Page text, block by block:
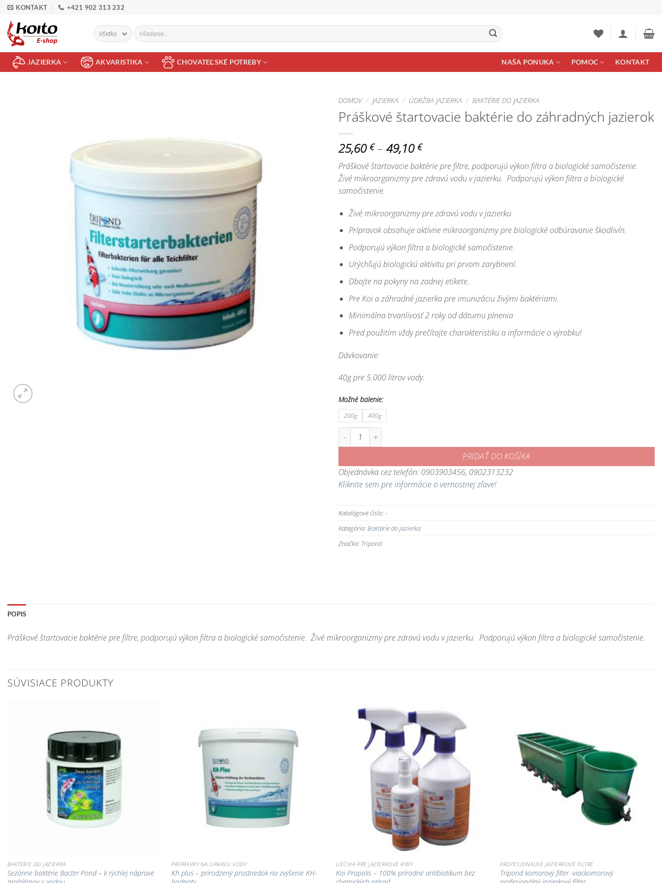
Skip
content
KONTAKT +421 902 313 232
Hľadať:
JAZIERKA AKVARISTIKA CHOVATEĽSKÉ POTREBY NAŠA PONUKA POMOC KONTAKT
DOMOV / JAZIERKA / ÚDRŽBA JAZIERKA / BAKTÉRIE DO JAZIERKA
Práškové štartovacie baktérie do záhradných jazierok
25,60 € – 49,10 €Price
range:
25,60 €
through
Práškové štartovacie baktérie pre filtre, podporujú výkon filtra a biologické samočistenie.
Živé mikroorganizmy pre zdravú vodu v jazierku. Podporujú výkon filtra a biologické
samočistenie.
Živé mikroorganizmy pre zdravú vodu v jazierku
Prípravok obsahuje aktívne mikroorganizmy pre biologické odbúravanie škodlivín.
Podporujú výkon filtra a biologické samočistenie.
Urýchľujú biologickú aktivitu pri prvom zarybnení.
Dbajte na pokyny na zadnej etikete.
Pre Koi a záhradné jazierka pre imunizáciu živými baktériami.
Minimálna trvanlivosť 2 roky od dátumu plnenia
Pred použitím vždy prečítajte charakteristiku a informácie o výrobku!
Dávkovanie:
40g pre 5.000 litrov vody.
Možné balenie:
200g 400g
množstvo Práškové štartovacie baktérie do záhradných jazierok
PRIDAŤ DO KOŠÍKA
Objednávka cez telefón: 0903903456, 0902313232
Kliknite sem pre informácie o vernostnej zľave!
Katalógové číslo:-
Kategória:Baktérie do jazierka
Značka: Tripond
POPIS
Práškové štartovacie baktérie pre filtre, podporujú výkon filtra a biologické samočistenie. Živé mikroorganizmy pre zdravú vodu v jazierku. Podporujú výkon filtra a biologické samočistenie.
SÚVISIACE PRODUKTY
BAKTÉRIE DO JAZIERKA
Sezónne baktérie Bacter Pond – k rýchlej náprave
Pridať do
zoznamu
obľúbených!
PRÍPRAVKY NA ÚPRAVU VODY
Kh plus – prirodzený prostriedok na zvýšenie KH-
Pridať do
zoznamu
obľúbených!
LIEČIVÁ PRE JAZIERKOVÉ RYBY
Koi Propolis – 100% prírodné antibiotikum bez
PROFESIONÁLNE JAZIERKOVÉ FILTRE
Tripond komorový filter -viackomorový